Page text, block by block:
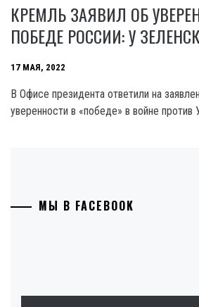
КРЕМЛЬ ЗАЯВИЛ ОБ
ПОБЕДЕ РОССИИ: У
17 МАЯ, 2022
В Офисе президента ответили на
уверенности в «победе» в войне против
МЫ В FACEBOOK